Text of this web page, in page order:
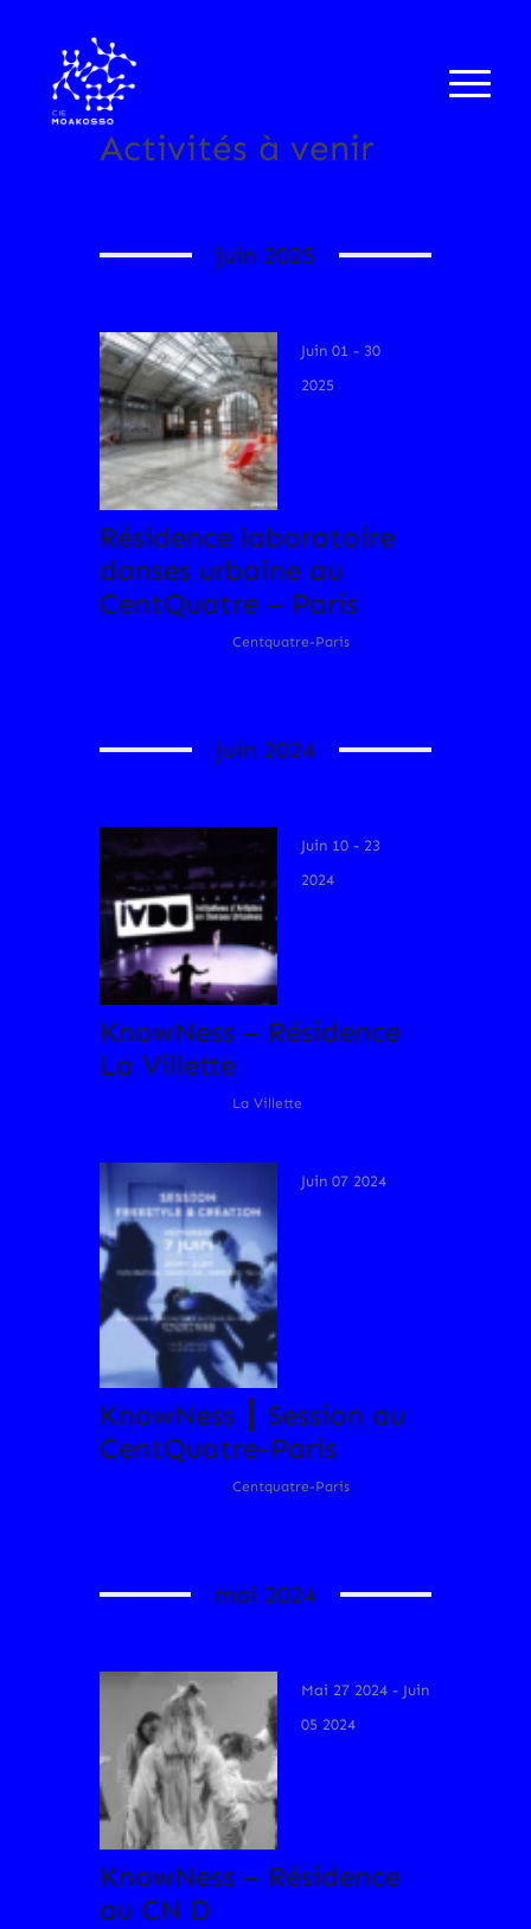
Activités à venir
juin 2025
Juin 01 - 30
2025
Résidence laboratoire
danses urbaine au
CentQuatre – Paris
Centquatre-Paris
juin 2024
Juin 10 - 23
2024
KnowNess – Résidence
La Villette
La Villette
Juin 07 2024
KnowNess ┃ Session au
CentQuatre-Paris
Centquatre-Paris
mai 2024
Mai 27 2024 - Juin
05 2024
KnowNess – Résidence
au CN D